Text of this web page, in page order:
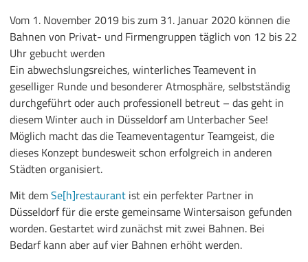
Vom 1. November 2019 bis zum 31. Januar 2020 können die
Bahnen von Privat- und Firmengruppen täglich von 12 bis 22
Uhr gebucht werden
Ein abwechslungsreiches, winterliches Teamevent in
geselliger Runde und besonderer Atmosphäre, selbstständig
durchgeführt oder auch professionell betreut – das geht in
diesem Winter auch in Düsseldorf am Unterbacher See!
Möglich macht das die Teameventagentur Teamgeist, die
dieses Konzept bundesweit schon erfolgreich in anderen
Städten organisiert.
Mit demSe[h]restaurant ist ein perfekter Partner in
Düsseldorf für die erste gemeinsame Wintersaison gefunden
worden. Gestartet wird zunächst mit zwei Bahnen. Bei
Bedarf kann aber auf vier Bahnen erhöht werden.